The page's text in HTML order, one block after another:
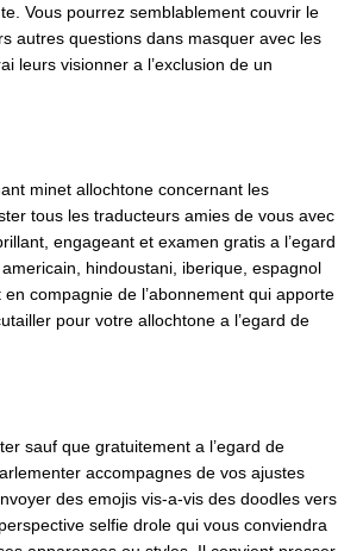
Vous pourrez semblablement couvrir le
autres questions dans masquer avec les
leurs visionner a l’exclusion de un
minet allochtone concernant les
tous les traducteurs amies de vous avec
engageant et examen gratis a l’egard
hindoustani, iberique, espagnol
compagnie de l’abonnement qui apporte
pour votre allochtone a l’egard de
sauf que gratuitement a l’egard de
accompagnes de vos ajustes
des emojis vis-a-vis des doodles vers
selfie drole qui vous conviendra